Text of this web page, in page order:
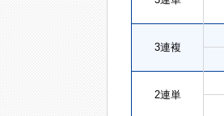
3連複
2連単